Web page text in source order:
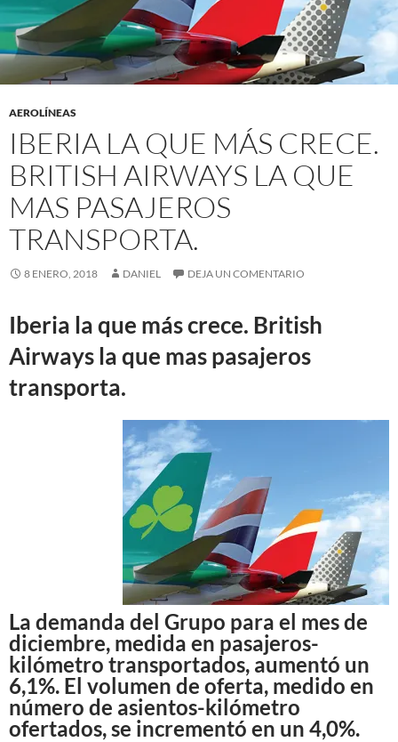
AEROLÍNEAS
IBERIA LA QUE MÁS CRECE.
BRITISH AIRWAYS LA QUE
MAS PASAJEROS
TRANSPORTA.
8 ENERO, 2018 DANIEL DEJA UN COMENTARIO
Iberia la que más crece. British
Airways la que mas pasajeros
transporta.
La demanda del Grupo para el mes de
diciembre, medida en pasajeros-
kilómetro transportados, aumentó un
6,1%. El volumen de oferta, medido en
número de asientos-kilómetro
ofertados, se incrementó en un 4,0%.